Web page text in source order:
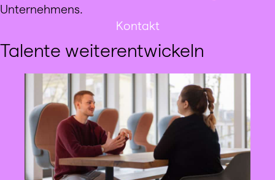
Unternehmens.
Kontakt
Talente weiterentwickeln